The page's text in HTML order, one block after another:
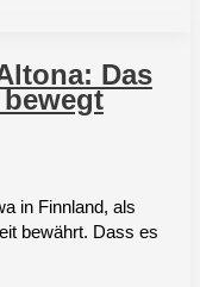
Das
in Finnland, als
bewährt. Dass es